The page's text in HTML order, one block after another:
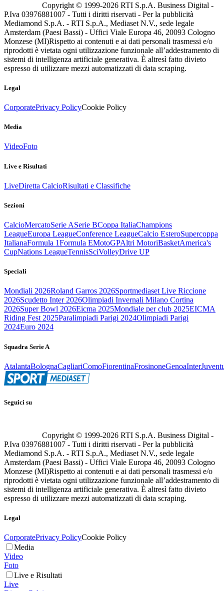
Copyright © 1999-2026 RTI S.p.A. Business Digital -
P.Iva 03976881007 - Tutti i diritti riservati - Per la pubblicità
Mediamond S.p.A. - RTI S.p.A., Mediaset N.V., sede legale
Amsterdam (Paesi Bassi) - Uffici Viale Europa 46, 20093 Cologno
Monzese (MI)Rispetto ai contenuti e ai dati personali trasmessi e/o
riprodotti è vietata ogni utilizzazione funzionale all’addestramento di
sistemi di intelligenza artificiale generativa. È altresì fatto divieto
espresso di utilizzare mezzi automatizzati di data scraping.
Legal
CorporatePrivacy PolicyCookie Policy
Media
VideoFoto
Live e Risultati
LiveDiretta CalcioRisultati e Classifiche
Sezioni
CalcioMercatoSerie ASerie BCoppa ItaliaChampions
LeagueEuropa LeagueConference LeagueCalcio EsteroSupercoppa
ItalianaFormula 1Formula EMotoGPAltri MotoriBasketAmerica's
CupNations LeagueTennisSciVolleyDrive UP
Speciali
Mondiali 2026Roland Garros 2026Sportmediaset Live Riccione
2026Scudetto Inter 2026Olimpiadi Invernali Milano Cortina
2026Super Bowl 2026Eicma 2025Mondiale per club 2025EICMA
Riding Fest 2025Paralimpiadi Parigi 2024Olimpiadi Parigi
2024Euro 2024
Squadra Serie A
AtalantaBolognaCagliariComoFiorentinaFrosinoneGenoaInter
Seguici su
Copyright © 1999-2026 RTI S.p.A. Business Digital -
P.Iva 03976881007 - Tutti i diritti riservati - Per la pubblicità
Mediamond S.p.A. - RTI S.p.A., Mediaset N.V., sede legale
Amsterdam (Paesi Bassi) - Uffici Viale Europa 46, 20093 Cologno
Monzese (MI)Rispetto ai contenuti e ai dati personali trasmessi e/o
riprodotti è vietata ogni utilizzazione funzionale all’addestramento di
sistemi di intelligenza artificiale generativa. È altresì fatto divieto
espresso di utilizzare mezzi automatizzati di data scraping.
Legal
CorporatePrivacy PolicyCookie Policy
Media
Video
Foto
Live e Risultati
Live